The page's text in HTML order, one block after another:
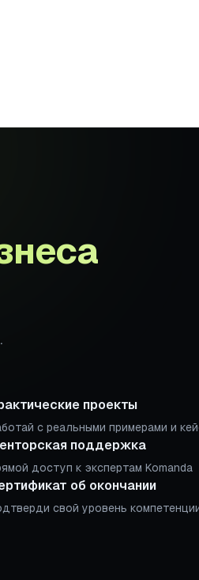
проекты
с реальными примерами и
поддержка
доступ к экспертам Komanda
об окончании
свой уровень